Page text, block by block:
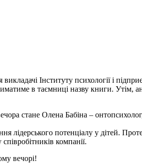
Інституту психології і
в таємниці назву книги. Утім,
стане Олена Бабіна –
потенціалу у дітей.
компанії.
вечорі!